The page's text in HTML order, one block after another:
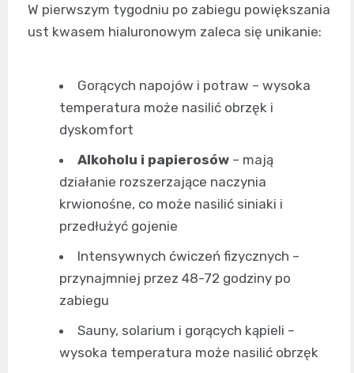
W pierwszym tygodniu po zabiegu powiększania
ust kwasem hialuronowym zaleca się unikanie:
Gorących napojów i potraw – wysoka
temperatura może nasilić obrzęk i
dyskomfort
Alkoholu i papierosów – mają
działanie rozszerzające naczynia
krwionośne, co może nasilić siniaki i
przedłużyć gojenie
Intensywnych ćwiczeń fizycznych –
przynajmniej przez 48-72 godziny po
zabiegu
Sauny, solarium i gorących kąpieli –
wysoka temperatura może nasilić obrzęk